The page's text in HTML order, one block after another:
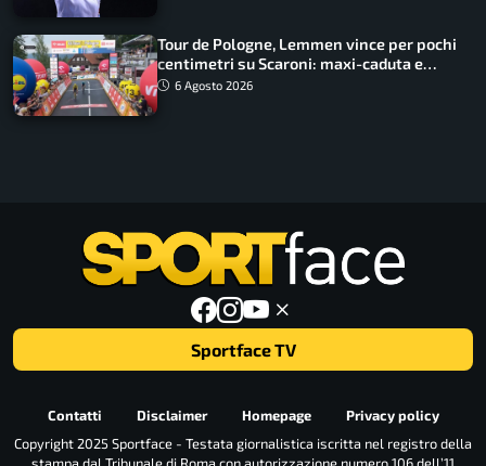
Tour de Pologne, Lemmen vince per pochi
centimetri su Scaroni: maxi-caduta e
tappa accorciata
6 Agosto 2026
Sportface TV
Contatti Disclaimer Homepage
Privacy policy
Copyright 2025 Sportface - Testata giornalistica iscritta nel registro della